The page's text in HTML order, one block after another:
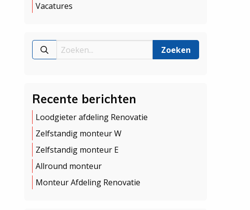
Vacatures
Recente berichten
Loodgieter afdeling Renovatie
Zelfstandig monteur W
Zelfstandig monteur E
Allround monteur
Monteur Afdeling Renovatie